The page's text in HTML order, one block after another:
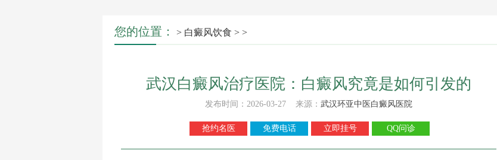
您的位置： > 白癜风饮食 > >
武汉白癜风治疗医院：白癜风究竟是如何引发的
发布时间：2026-03-27 来源： 武汉环亚中医白癜风医院
抢约名医 免费电话 立即挂号 QQ问诊